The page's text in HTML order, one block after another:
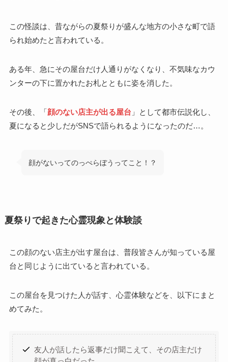
この怪談は、昔ながらの夏祭りが盛んな地方の小さな町で語
られ始めたと言われている。
ある年、急にその屋台だけ人通りがなくなり、不気味なカウ
ンターの下に置かれたお札とともに姿を消した。
その後、「顔のない店主が出る屋台 」として都市伝説化し、
夏になると少しだがSNSで語られるようになったのだ…。
顔がないってのっぺらぼうってこと！？
夏祭りで起きた心霊現象と体験談
この顔のない店主が出す屋台は、普段皆さんが知っている屋
台と同じように出ていると言われている。
この屋台を見つけた人が話す、心霊体験などを、以下にまと
めてみた。
友人が話したら返事だけ聞こえて、その店主だけ